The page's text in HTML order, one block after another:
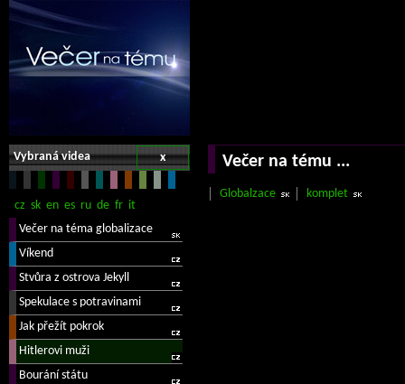
x
Vybraná videa Večer na tému ...
Globalzace komplet